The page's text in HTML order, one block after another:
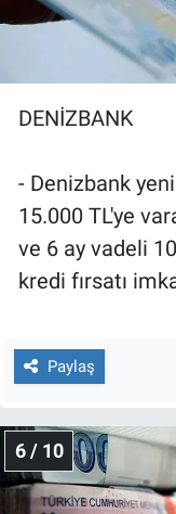
DENİZBANK
- Denizbank
15.000 TL'ye
ve 6 ay vadeli
kredi fırsatı
Paylaş
6 / 10